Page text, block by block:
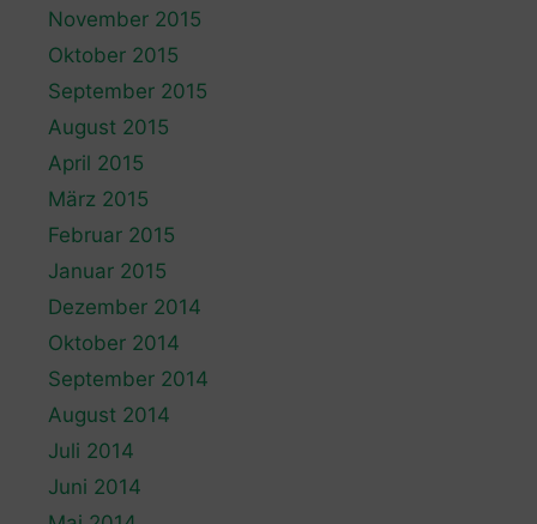
November 2015
Oktober 2015
September 2015
August 2015
April 2015
März 2015
Februar 2015
Januar 2015
Dezember 2014
Oktober 2014
September 2014
August 2014
Juli 2014
Juni 2014